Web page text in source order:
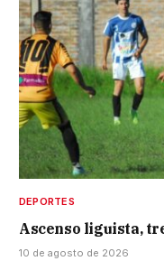
DEPORTES
Ascenso liguista,
10 de agosto de 2026